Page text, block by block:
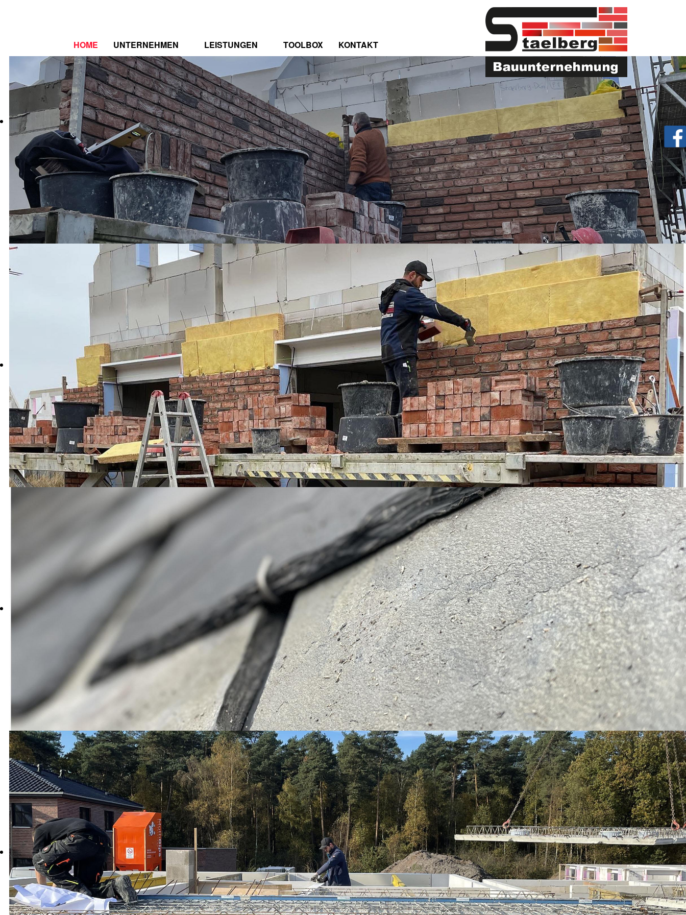
HOME
UNTERNEHMEN
WER WIR SIND
ZERTIFIZIERUNGEN
STELLENAUSSCHREIBUNG
LEISTUNGEN
SPEKTRUM
REFERENZEN
TOOLBOX KONTAKT